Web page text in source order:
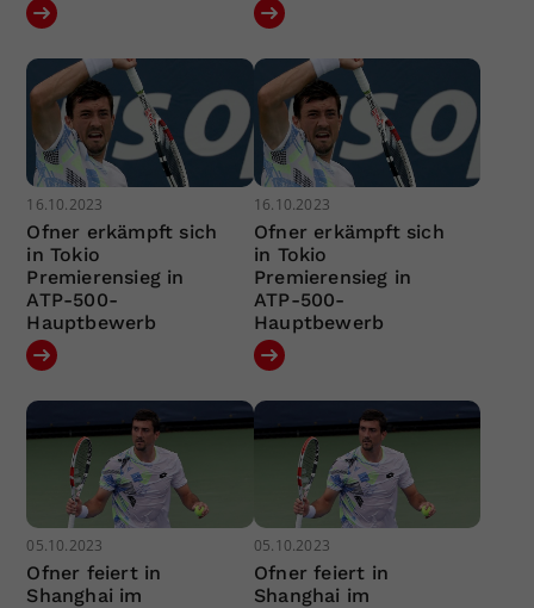
16.10.2023
Ofner erkämpft sich
in Tokio
Premierensieg in
ATP-500-
Hauptbewerb
16.10.2023
Ofner erkämpft sich
in Tokio
Premierensieg in
ATP-500-
Hauptbewerb
05.10.2023
Ofner feiert in
Shanghai im
05.10.2023
Ofner feiert in
Shanghai im